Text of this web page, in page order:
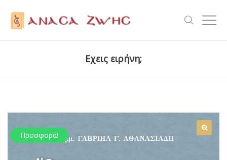
Εχεις ειρήνη;
Προσφορά!